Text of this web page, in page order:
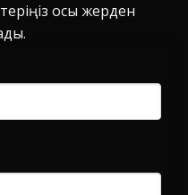
осы жерден